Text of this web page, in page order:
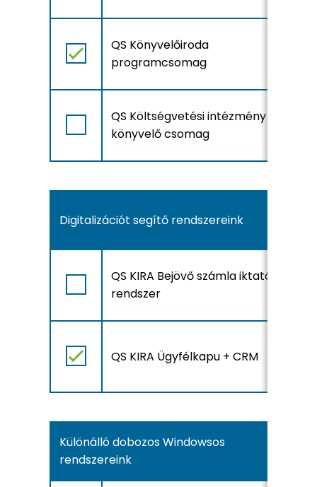
QS Könyvelőiroda
programcsomag
QS Költségvetési intézmény
könyvelő csomag
Digitalizációt segítő rendszereink
QS KIRA Bejövő számla iktató
rendszer
QS KIRA Ügyfélkapu + CRM
Különálló dobozos Windowsos
rendszereink